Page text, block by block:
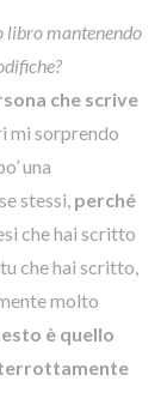
libro mantenendo
che scrive
mi sorprendo
una
stessi, perché
che hai scritto
che hai scritto,
molto
è quello